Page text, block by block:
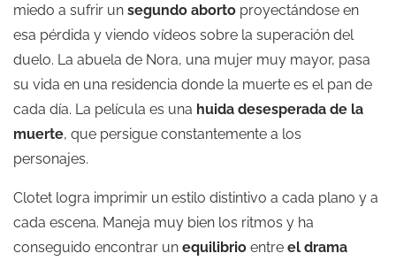
miedo a sufrir un segundo aborto proyectándose en
esa pérdida y viendo vídeos sobre la superación del
duelo. La abuela de Nora, una mujer muy mayor, pasa
su vida en una residencia donde la muerte es el pan de
cada día. La película es una huida desesperada de la
muerte, que persigue constantemente a los
personajes.
Clotet logra imprimir un estilo distintivo a cada plano y a
cada escena. Maneja muy bien los ritmos y ha
conseguido encontrar un equilibrio entre el drama